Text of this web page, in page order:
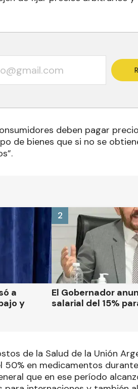
deben pagar
de bienes que si no se
a
y
El Gobernador
salarial del 15%
2
de la Salud de la Unión
en medicamentos
que en ese período